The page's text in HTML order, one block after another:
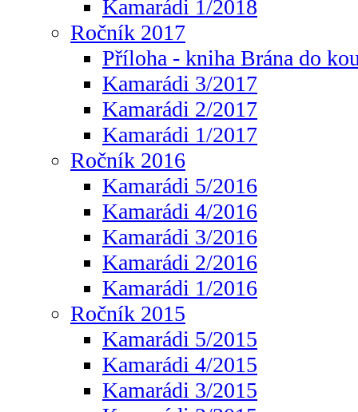
Kamarádi 1/2018
Ročník 2017
Příloha - kniha Brána do
Kamarádi 3/2017
Kamarádi 2/2017
Kamarádi 1/2017
Ročník 2016
Kamarádi 5/2016
Kamarádi 4/2016
Kamarádi 3/2016
Kamarádi 2/2016
Kamarádi 1/2016
Ročník 2015
Kamarádi 5/2015
Kamarádi 4/2015
Kamarádi 3/2015